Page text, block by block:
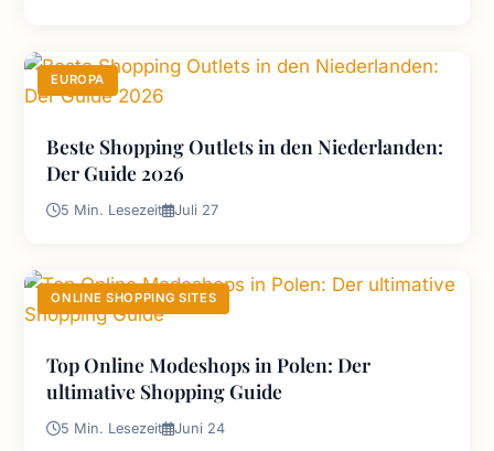
EUROPA
Beste Shopping Outlets in den Niederlanden:
Der Guide 2026
5 Min. Lesezeit Juli 27
ONLINE SHOPPING SITES
Top Online Modeshops in Polen: Der
ultimative Shopping Guide
5 Min. Lesezeit Juni 24